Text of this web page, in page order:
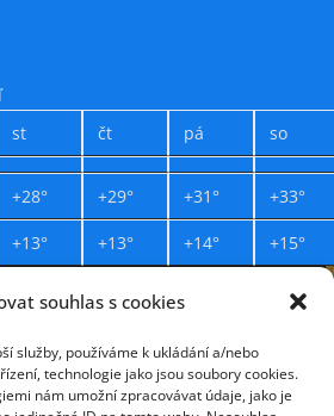
souhlas s cookies
služby, používáme k ukládání a/nebo
technologie jako jsou soubory cookies.
nám umožní zpracovávat údaje, jako je
st čt pá so
+28° +29° +31° +33°
+13° +13° +14° +15°